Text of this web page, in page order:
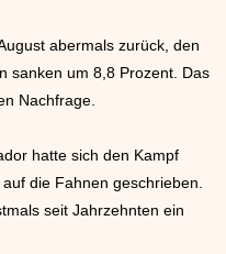
abermals zurück, den
sanken um 8,8 Prozent. Das
Nachfrage.
hatte sich den Kampf
die Fahnen geschrieben.
seit Jahrzehnten ein